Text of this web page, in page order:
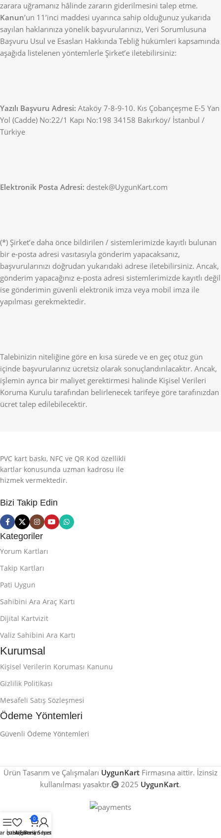
zarara uğramanız hâlinde zararın giderilmesini talep etme.
Kanun’un 11’inci maddesi uyarınca sahip olduğunuz yukarıda
sayılan haklarınıza yönelik başvurularınızı, Veri Sorumlusuna
Başvuru Usul ve Esasları Hakkında Tebliğ hükümleri kapsamında
aşağıda listelenen yöntemlerle Şirket’e iletebilirsiniz:
Yazılı Başvuru Adresi: Ataköy 7-8-9-10. Kıs Çobançeşme E-5 Yan
Yol (Cadde) No:22/1 Kapı No:198 34158 Bakırköy/ İstanbul /
Türkiye
Elektronik Posta Adresi: destek@UygunKart.com
(*) Şirket’e daha önce bildirilen / sistemlerimizde kayıtlı bulunan
bir e-posta adresi vasıtasıyla gönderim yapacaksanız,
başvurularınızı doğrudan yukarıdaki adrese iletebilirsiniz. Ancak,
gönderim yapacağınız e-posta adresi sistemlerimizde kayıtlı değil
ise gönderimin güvenli elektronik imza veya mobil imza ile
yapılması gerekmektedir.
Talebinizin niteliğine göre en kısa sürede ve en geç otuz gün
içinde başvurularınız ücretsiz olarak sonuçlandırılacaktır. Ancak,
işlemin ayrıca bir maliyet gerektirmesi halinde Kişisel Verileri
Koruma Kurulu tarafından belirlenecek tarifeye göre tarafınızdan
ücret talep edilebilecektir.
PVC kart baskı, NFC ve QR Kod özellikli
kartlar konusunda uzman kadrosu ile
hizmek vermektedir.
Bizi Takip Edin
Kategoriler
Yorum Kartları
Takip Kartları
Pati Uygun
Sahibini Ara Araç Kartı
Dijital Kartvizit
Valiz Sahibini Ara Kartı
Kurumsal
Kişisel Verilerin Koruması Kanunu
Gizlilik Politikası
Mesafeli Satış Sözleşmesi
Ödeme Yöntemleri
Güvenli Ödeme Yöntemleri
Ürün Tasarım ve Çalışmaları UygunKart Firmasına aittir. İzinsiz
kullanılması yasaktır.
2025 UygunKart.
çubuğu
İstek Listesi
0
Alışveriş Sepeti
Benim hesabım